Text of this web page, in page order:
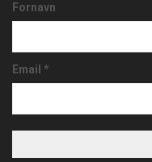
Fornavn
Email *